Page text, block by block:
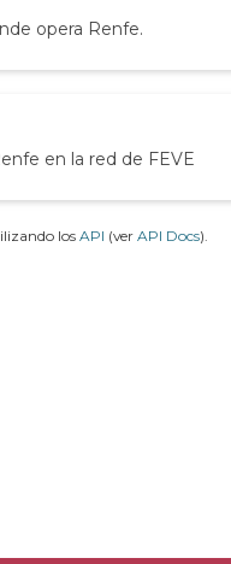
opera Renfe.
en la red de FEVE
los API (ver API Docs).